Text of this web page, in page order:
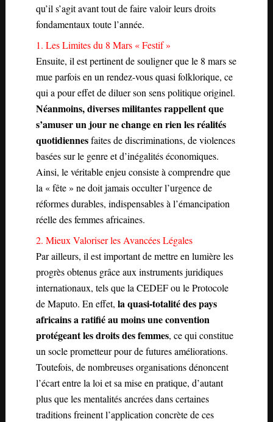
qu’il s’agit avant tout de faire valoir leurs droits
fondamentaux toute l’année.
1. Les Limites du 8 Mars « Festif »
Ensuite, il est pertinent de souligner que le 8 mars se
mue parfois en un rendez-vous quasi folklorique, ce
qui a pour effet de diluer son sens politique originel.
Néanmoins, diverses militantes rappellent que
s’amuser un jour ne change en rien les réalités
quotidiennesfaites de discriminations, de violences
basées sur le genre et d’inégalités économiques.
Ainsi, le véritable enjeu consiste à comprendre que
la « fête » ne doit jamais occulter l’urgence de
réformes durables, indispensables à l’émancipation
réelle des femmes africaines.
2. Mieux Valoriser les Avancées Légales
Par ailleurs, il est important de mettre en lumière les
progrès obtenus grâce aux instruments juridiques
internationaux, tels que la CEDEF ou le Protocole
de Maputo. En effet, la quasi-totalité des pays
africains a ratifié au moins une convention
protégeant les droits des femmes, ce qui constitue
un socle prometteur pour de futures améliorations.
Toutefois, de nombreuses organisations dénoncent
l’écart entre la loi et sa mise en pratique, d’autant
plus que les mentalités ancrées dans certaines
traditions freinent l’application concrète de ces